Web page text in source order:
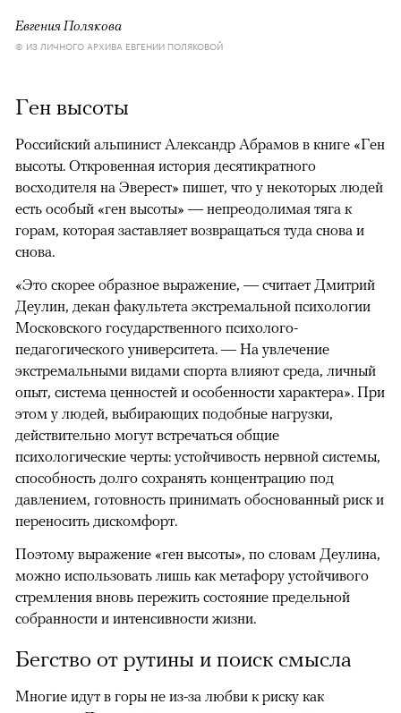
Евгения Полякова
© ИЗ ЛИЧНОГО АРХИВА ЕВГЕНИИ ПОЛЯКОВОЙ
Ген высоты
Российский альпинист Александр Абрамов в книге «Ген
высоты. Откровенная история десятикратного
восходителя на Эверест» пишет, что у некоторых людей
есть особый «ген высоты» — непреодолимая тяга к
горам, которая заставляет возвращаться туда снова и
снова.
«Это скорее образное выражение, — считает Дмитрий
Деулин, декан факультета экстремальной психологии
Московского государственного психолого-
педагогического университета. — На увлечение
экстремальными видами спорта влияют среда, личный
опыт, система ценностей и особенности характера». При
этом у людей, выбирающих подобные нагрузки,
действительно могут встречаться общие
психологические черты: устойчивость нервной системы,
способность долго сохранять концентрацию под
давлением, готовность принимать обоснованный риск и
переносить дискомфорт.
Поэтому выражение «ген высоты», по словам Деулина,
можно использовать лишь как метафору устойчивого
стремления вновь пережить состояние предельной
собранности и интенсивности жизни.
Бегство от рутины и поиск смысла
Многие идут в горы не из-за любви к риску как